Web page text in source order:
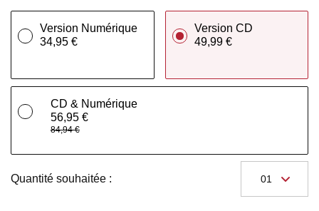
Version Numérique
34,95 €
Version CD
49,99 €
CD & Numérique
56,95 €
84,94 €
Quantité souhaitée :